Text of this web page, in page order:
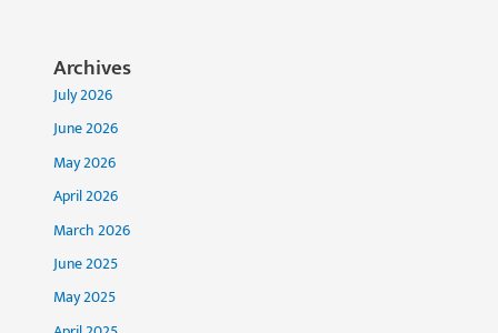
Archives
July 2026
June 2026
May 2026
April 2026
March 2026
June 2025
May 2025